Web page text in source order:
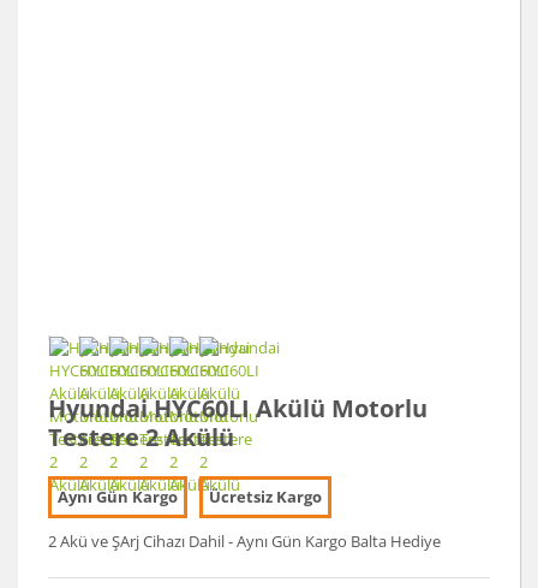
Hyundai HYC60LI Akülü Motorlu
Testere 2 Akülü
Aynı Gün Kargo Ücretsiz Kargo
2 Akü ve ŞArj Cihazı Dahil - Aynı Gün Kargo Balta Hediye